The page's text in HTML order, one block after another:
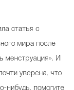
статья с
мира после
менструация». И
уверена, что
нибудь, помогите